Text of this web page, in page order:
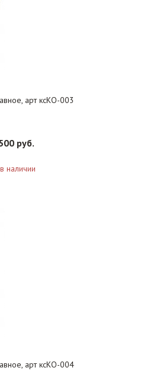
арт ксКО-003
руб.
наличии
арт ксКО-004